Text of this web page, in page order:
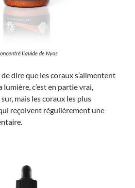
liquide de Nyos
dire que les coraux s’alimentent
c’est en partie vrai,
mais les coraux les plus
reçoivent régulièrement une